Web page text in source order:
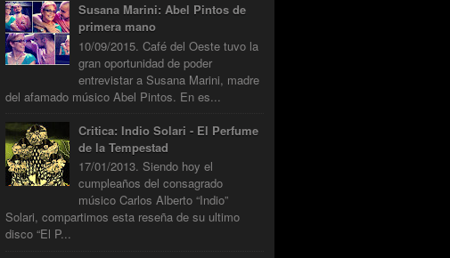
Susana Marini: Abel Pintos de
primera mano
10/09/2015. Café del Oeste tuvo la
gran oportunidad de poder
entrevistar a Susana Marini, madre
del afamado músico Abel Pintos. En es...
Critica: Indio Solari - El Perfume
de la Tempestad
17/01/2013. Siendo hoy el
cumpleaños del consagrado
músico Carlos Alberto “Indio”
Solari, compartimos esta reseña de su ultimo
disco “El P...